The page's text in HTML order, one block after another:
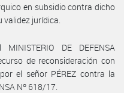
en subsidio contra dicho
jurídica.
DE DEFENSA
de reconsideración con
el señor PÉREZ contra la
Nº 618/17.